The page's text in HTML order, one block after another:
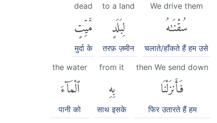
We drive them
سُقْنَٰهُ
चलाते/हाँकते हैं हम उसे
to a land
لِبَلَدٍ
तरफ़ ज़मीन
dead
مَّيِّتٍ
मुर्दा के
then We send down
فَأَنزَلْنَا
फिर उतारते हैं हम
from it
بِهِ
साथ इसके
the water
ٱلْمَآءَ
पानी को